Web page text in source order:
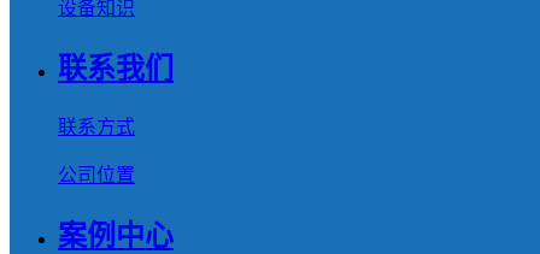
设备知识
联系我们
联系方式
公司位置
案例中心